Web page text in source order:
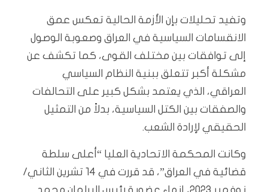
وتفيد تحليلات بإن الأزمة الحالية تعكس عمق
الانقسامات السياسية في العراق وصعوبة الوصول
إلى توافقات بين مختلف القوى، كما تكشف عن
مشكلة أكبر تتعلق ببنية النظام السياسي
العراقي، الذي يعتمد بشكل كبير على التحالفات
والصفقات بين الكتل السياسية، بدلاً من التمثيل
الحقيقي لإرادة الشعب.
وكانت المحكمة الاتحادية العليا “أعلى سلطة
قضائية في العراق”، قد قررت في 14 تشرين الثاني/